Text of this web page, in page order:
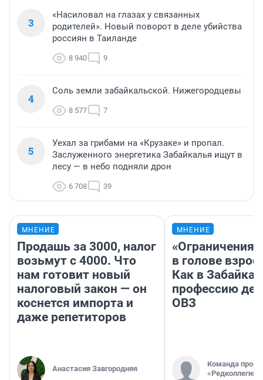
3
«Насиловал на глазах у связанных
родителей». Новый поворот в деле убийства
россиян в Таиланде
8 940 9
4
Соль земли забайкальской. Нижегородцевы
8 577 7
5
Уехал за грибами на «Крузаке» и пропал.
Заслуженного энергетика Забайкалья ищут в
лесу — в небо подняли дрон
6 708 39
МНЕНИЕ
Продашь за 3000, налог
возьмут с 4000. Что
нам готовит новый
налоговый закон — он
коснется импорта и
даже репетиторов
Анастасия Завгородняя
МНЕНИЕ
«Ограничения
в голове
Как в
профессию
ОВЗ
Команда
«Редколлегия»